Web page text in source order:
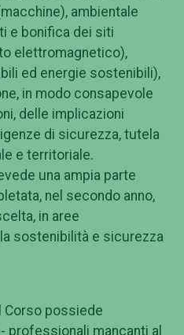
ambientale
e bonifica dei siti
elettromagnetico),
ed energie sostenibili),
in modo consapevole
delle implicazioni
di sicurezza, tutela
e territoriale.
una ampia parte
nel secondo anno,
in aree
sostenibilità e sicurezza
Corso possiede
professionali mancanti al